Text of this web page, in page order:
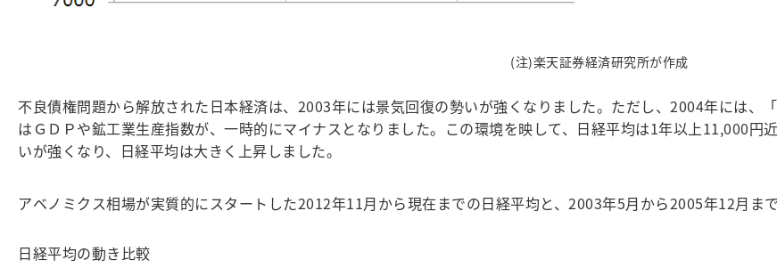
(注)楽天証券経済研究所が作成
不良債権問題から解放された日本経済は、2003年には景気回復の勢いが強くなりました。ただし、2004年には、
はＧＤＰや鉱工業生産指数が、一時的にマイナスとなりました。この環境を映して、日経平均は1年以上11,000
いが強くなり、日経平均は大きく上昇しました。
アベノミクス相場が実質的にスタートした2012年11月から現在までの日経平均と、2003年5月から2005年12月ま
日経平均の動き比較